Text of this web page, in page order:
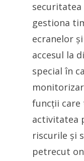
gestiona
ecranelor
accesul la
special în
funcții care
activitatea
riscurile și
petrecut